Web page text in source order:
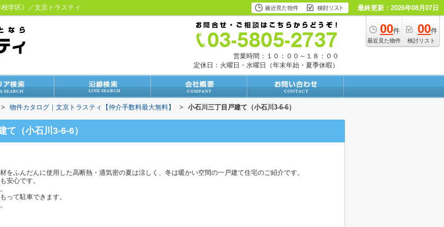
校学区》／文京トラスティ 最終更新：2026年08月07日
00件
最近見た物件
00件
検討リスト
営業時間：１０：００～１８：００
定休日：火曜日・水曜日（年末年始・夏季休暇）
> 物件カタログ｜文京トラスティ【仲介手数料最大無料】 > 小石川三丁目戸建て（小石川3-6-6）
て（小石川3-6-6）
をふんだんに使用した高断熱・適気密の夏は涼しく、冬は暖かい空間の一戸建て住宅のご紹介です。
安心です。
って駐車できます。